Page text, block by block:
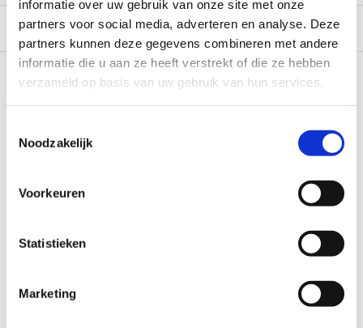
informatie over uw gebruik van onze site met onze
partners voor social media, adverteren en analyse. Deze
partners kunnen deze gegevens combineren met andere
informatie die u aan ze heeft verstrekt of die ze hebben
verzameld op basis van uw gebruik van hun services.
Noodzakelijk
Voorkeuren
Statistieken
Marketing
Reviews 0/10
Recent bekeken